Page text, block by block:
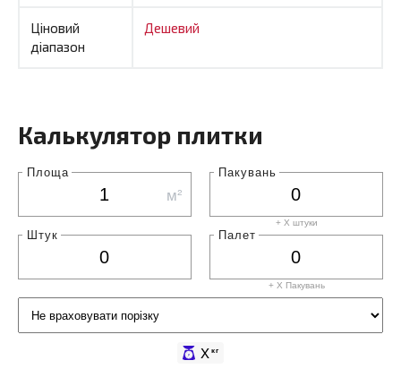
Ціновий
діапазон
Дешевий
Калькулятор плитки
Площа
м²
Пакувань
+ X штуки
Штук Палет
+ X Пакувань
Xкг